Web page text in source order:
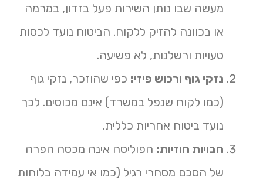
מעשה שבו נותן השירות פעל בזדון, במרמה
או בכוונה להזיק ללקוח. הביטוח נועד לכסות
טעויות ורשלנות, לא פשיעה.
נזקי גוף ורכוש פיזי: כפי שהוזכר, נזקי גוף
(כמו לקוח שנפל במשרד) אינם מכוסים. לכך
נועד ביטוח אחריות כללית.
חבויות חוזיות: הפוליסה אינה מכסה הפרה
של הסכם מסחרי רגיל (כמו אי עמידה בלוחות